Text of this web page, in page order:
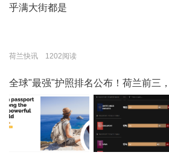
乎满大街都是
荷兰快讯 1202阅读
全球"最强"护照排名公布！荷兰前三